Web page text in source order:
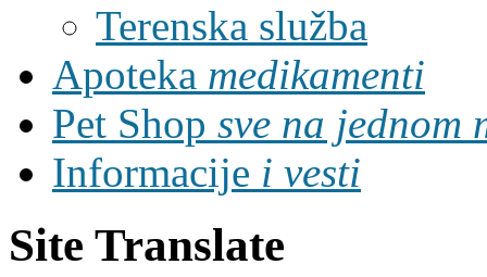
Terenska služba
Apoteka medikamenti
Pet Shop sve na jednom
Informacije i vesti
Site Translate